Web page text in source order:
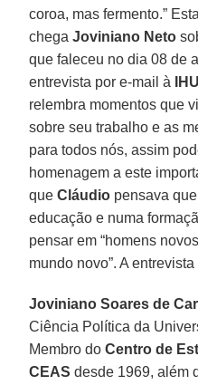
coroa, mas fermento.”
chegaJoviniano Neto
que faleceu no dia 08 de
entrevista por e-mail à
relembra momentos que
sobre seu trabalho e as
para todos nós, assim
homenagem a este
queCláudio pensava
educação e numa
pensar em “homens
mundo novo”. A
Joviniano Soares de
Ciência Política da
Membro doCentro de
CEAS desde 1969, além